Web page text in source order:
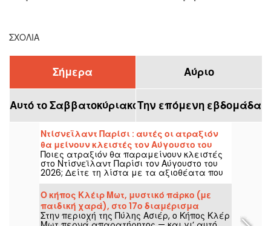
ΣΧΌΛΙΑ
Σήμερα Αύριο
Αυτό το ΣαββατοκύριακοΤην επόμενη εβδομάδα
Ντίσνεϊλαντ Παρίσι : αυτές οι ατραξιόν
θα μείνουν κλειστές τον Αύγουστο του
2026
Ποιες ατραξιόν θα παραμείνουν κλειστές
στο Ντίσνεϊλαντ Παρίσι τον Αύγουστο του
2026; Δείτε τη λίστα με τα αξιοθέατα που
θα είναι προσωρινά μη προσβάσιμα για
συντήρηση ή ανακαίνιση, για να
προετοιμάσετε την επίσκεψή σας στα
πάρκα Disney.
Ο κήπος Κλέιρ Μωτ, μυστικό πάρκο (με
παιδική χαρά), στο 17ο διαμέρισμα
Στην περιοχή της Πύλης Ασιέρ, ο Κήπος Κλέρ